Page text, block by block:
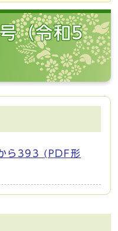
（令和5
ら393 (PDF形